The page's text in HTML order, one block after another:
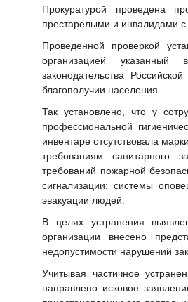
Прокуратурой проведена
престарелыми и инвалидами
Проведенной проверкой
организацией указанный
законодательства
благополучии населения.
Так установлено, что у
профессиональной
инвентаре отсутствовала
требованиям санитарного
требований пожарной
сигнализации; системы
эвакуации людей.
В целях устранения
организации внесено
недопустимости нарушений
Учитывая частичное
направлено исковое